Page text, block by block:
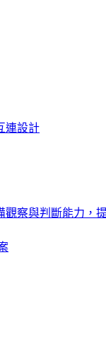
連設計
觀察與判斷能力，